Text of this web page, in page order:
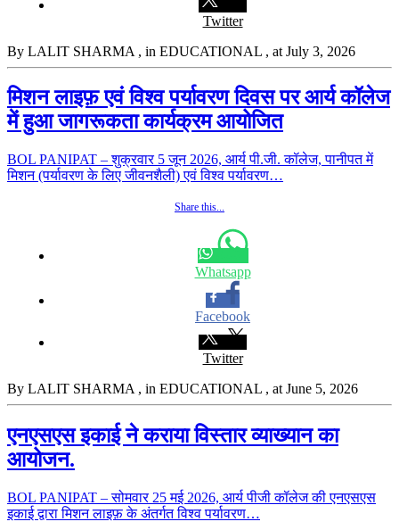
Twitter
By LALIT SHARMA , in EDUCATIONAL , at July 3, 2026
मिशन लाइफ़ एवं विश्व पर्यावरण दिवस पर आर्य कॉलेज
में हुआ जागरूकता कार्यक्रम आयोजित
BOL PANIPAT – शुक्रवार 5 जून 2026, आर्य पी.जी. कॉलेज, पानीपत में
मिशन (पर्यावरण के लिए जीवनशैली) एवं विश्व पर्यावरण…
Share this...
Whatsapp
Facebook
Twitter
By LALIT SHARMA , in EDUCATIONAL , at June 5, 2026
एनएसएस इकाई ने कराया विस्तार व्याख्यान का
आयोजन.
BOL PANIPAT – सोमवार 25 मई 2026, आर्य पीजी कॉलेज की एनएसएस
इकाई द्वारा मिशन लाइफ़ के अंतर्गत विश्व पर्यावरण…